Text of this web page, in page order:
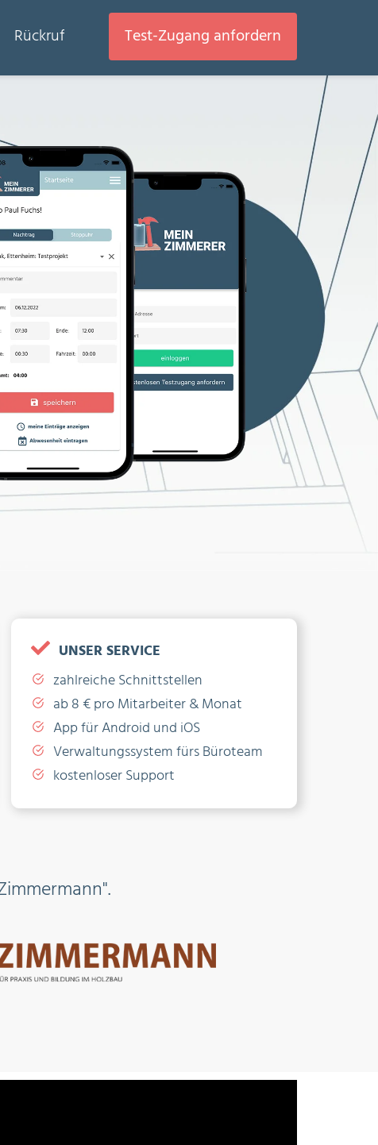
Rückruf Test-Zugang anfordern
UNSER SERVICE
zahlreiche Schnittstellen
ab 8 € pro Mitarbeiter & Monat
App für Android und iOS
Verwaltungssystem fürs Büroteam
kostenloser Support